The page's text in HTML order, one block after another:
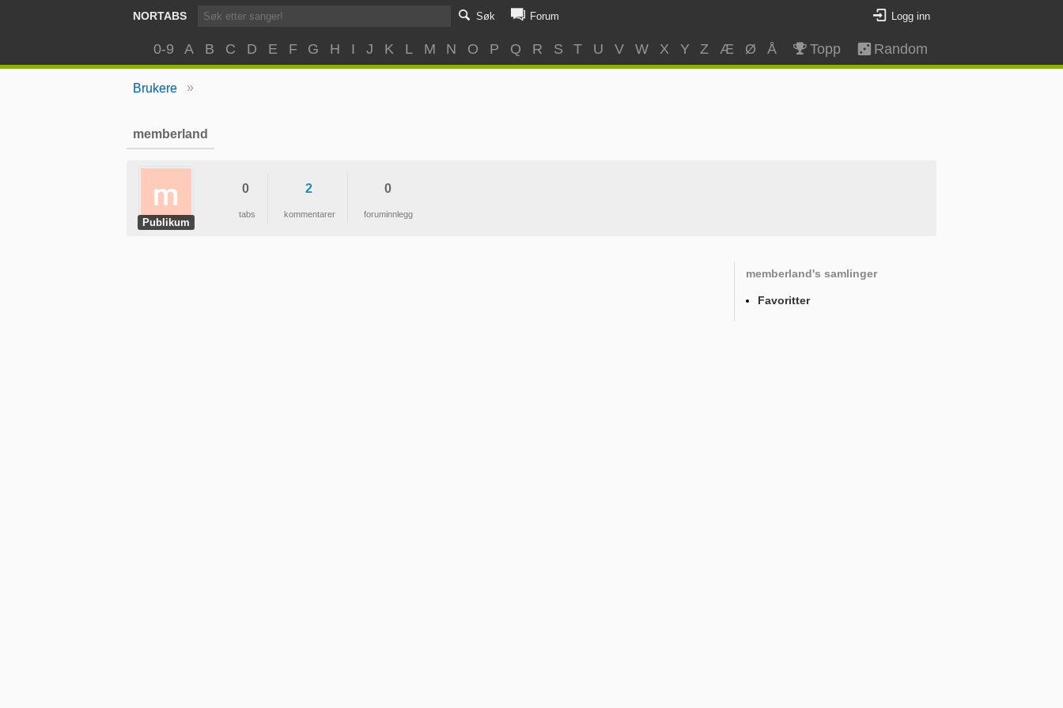
NORTABS Søk Forum Logg inn
0-9 A B C D E F G H I J K L M N O P Q R S T U V W X Y Z Æ Ø Å Topp Random
Brukere »
memberland
Publikum
0
tabs
2
kommentarer
0
foruminnlegg
memberland's samlinger
Favoritter